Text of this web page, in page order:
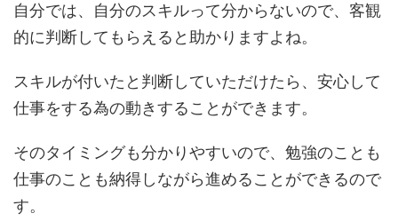
自分では、自分のスキルって分からないので、客観
的に判断してもらえると助かりますよね。
スキルが付いたと判断していただけたら、安心して
仕事をする為の動きすることができます。
そのタイミングも分かりやすいので、勉強のことも
仕事のことも納得しながら進めることができるので
す。